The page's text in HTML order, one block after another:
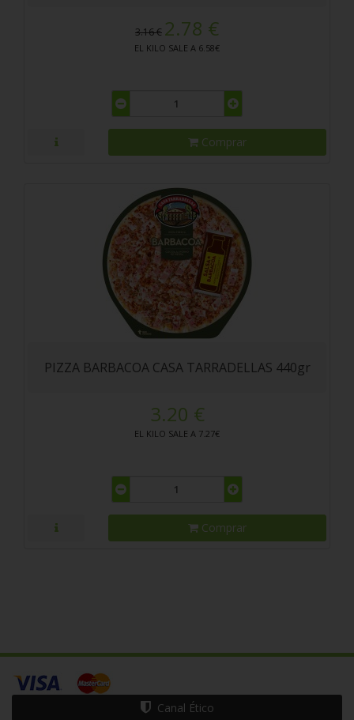
3.16 € 2.78 €
EL KILO SALE A 6.58€
Comprar
PIZZA BARBACOA CASA TARRADELLAS 440gr
3.20 €
EL KILO SALE A 7.27€
Comprar
Canal Ético